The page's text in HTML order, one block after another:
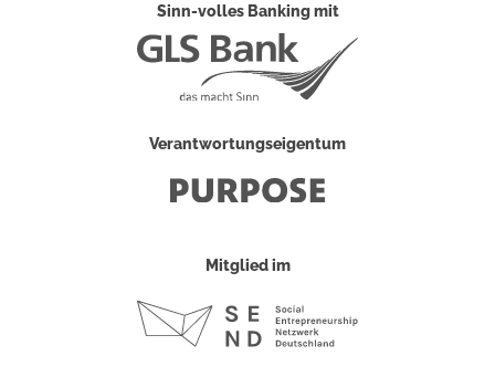
Sinn-volles Banking mit
Verantwortungseigentum
Mitglied im